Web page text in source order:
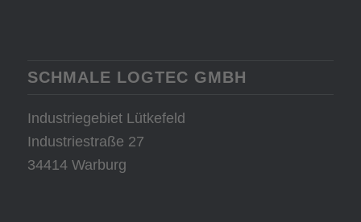
SCHMALE LOGTEC GMBH
Industriegebiet Lütkefeld
Industriestraße 27
34414 Warburg